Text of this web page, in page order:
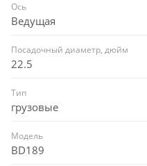
Ось
Ведущая
Посадочный диаметр, дюйм
22.5
Тип
грузовые
Модель
BD189